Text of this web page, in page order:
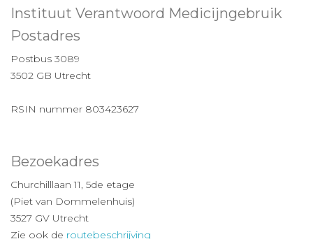
Instituut Verantwoord Medicijngebruik
Postadres
Postbus 3089
3502 GB Utrecht
RSIN nummer 803423627
Bezoekadres
Churchilllaan 11, 5de etage
(Piet van Dommelenhuis)
3527 GV Utrecht
Zie ook de routebeschrijving